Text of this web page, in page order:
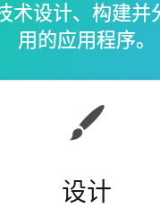
术设计、构建并
用的应用程序。
设计